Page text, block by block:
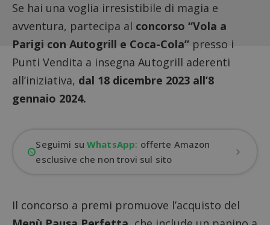
Se hai una voglia irresistibile di magia e
avventura, partecipa al concorso “Vola a
Parigi con Autogrill e Coca-Cola” presso i
Punti Vendita a insegna Autogrill aderenti
all’iniziativa, dal 18 dicembre 2023 all’8
gennaio 2024.
Seguimi suWhatsApp: offerte Amazon
esclusive che non trovi sul sito
Il concorso a premi promuove l’acquisto del